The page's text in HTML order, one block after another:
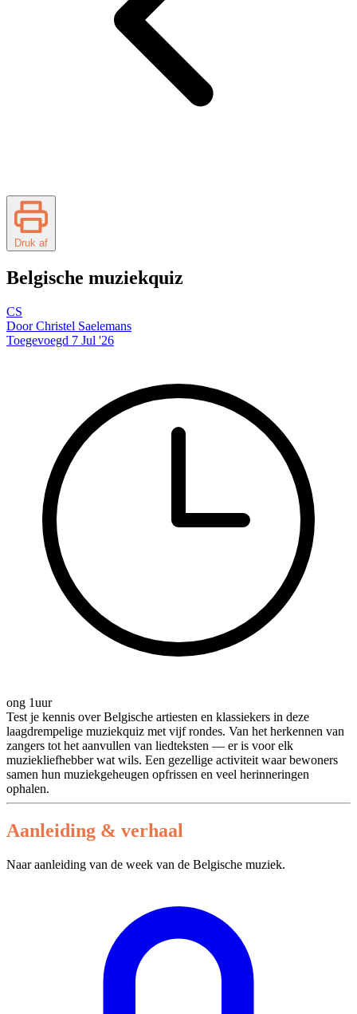
Druk af
Belgische muziekquiz
CS
Door Christel Saelemans
Toegevoegd 7 Jul '26
ong 1uur
Test je kennis over Belgische artiesten en klassiekers in deze
laagdrempelige muziekquiz met vijf rondes. Van het herkennen van
zangers tot het aanvullen van liedteksten — er is voor elk
muziekliefhebber wat wils. Een gezellige activiteit waar bewoners
samen hun muziekgeheugen opfrissen en veel herinneringen
ophalen.
Aanleiding & verhaal
Naar aanleiding van de week van de Belgische muziek.